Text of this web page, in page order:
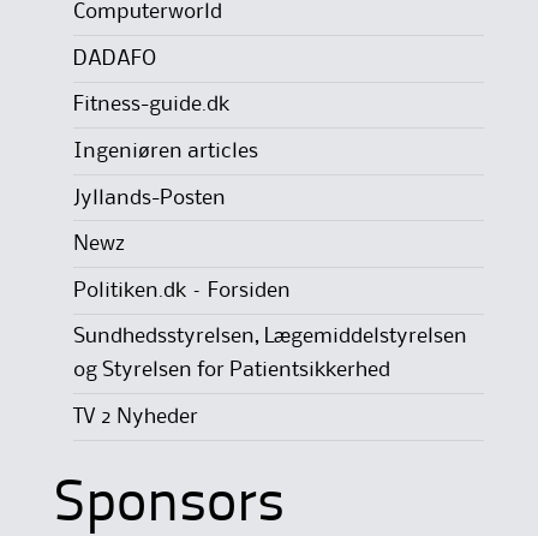
Computerworld
DADAFO
Fitness-guide.dk
Ingeniøren articles
Jyllands-Posten
Newz
Politiken.dk – Forsiden
Sundhedsstyrelsen, Lægemiddelstyrelsen
og Styrelsen for Patientsikkerhed
TV 2 Nyheder
Sponsors